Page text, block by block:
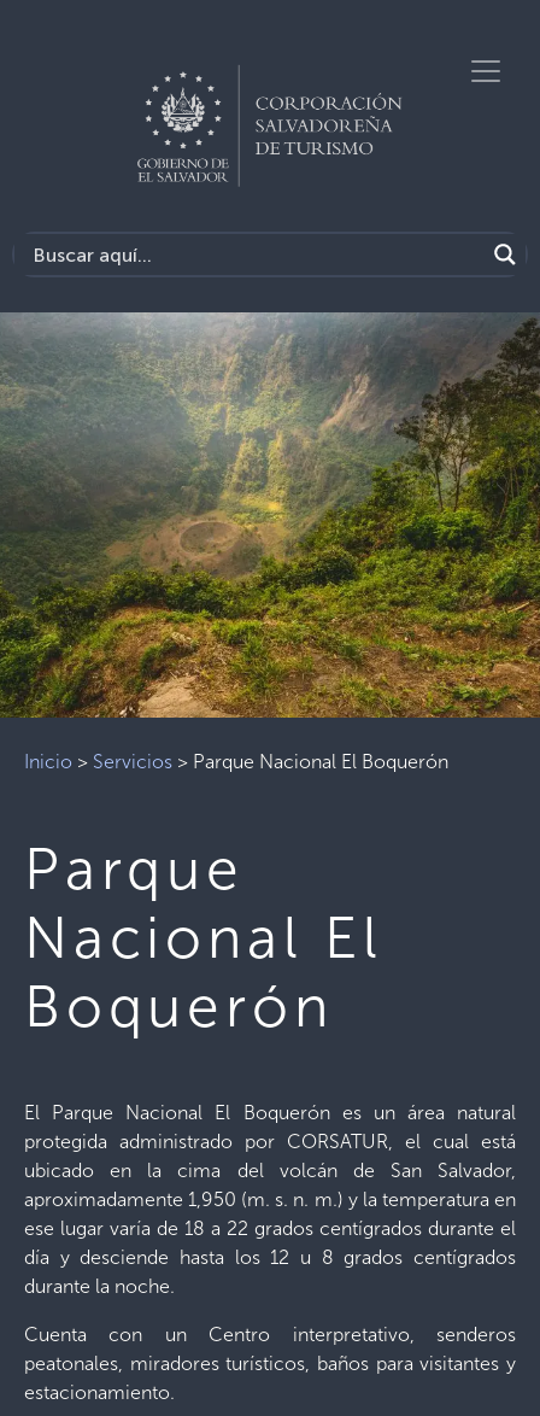
Inicio > Servicios > Parque Nacional El Boquerón
Parque
Nacional El
Boquerón
El Parque Nacional El Boquerón es un área natural
protegida administrado por CORSATUR, el cual está
ubicado en la cima del volcán de San Salvador,
aproximadamente 1,950 (m. s. n. m.) y la temperatura en
ese lugar varía de 18 a 22 grados centígrados durante el
día y desciende hasta los 12 u 8 grados centígrados
durante la noche.
Cuenta con un Centro interpretativo, senderos
peatonales, miradores turísticos, baños para visitantes y
estacionamiento.